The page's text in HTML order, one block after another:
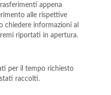
appena
alle rispettive
chiedere informazioni al
riportati in apertura.
per il tempo richiesto
raccolti.